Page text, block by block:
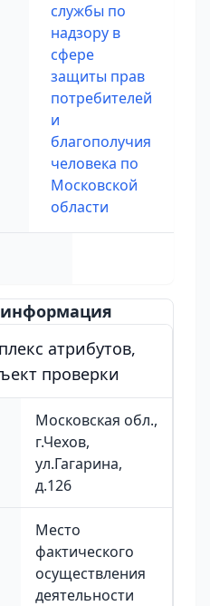
службы по
надзору в
сфере
защиты прав
потребителей
и
благополучия
человека по
Московской
области
атрибутов,
проверки
Московская обл.,
г.Чехов,
ул.Гагарина,
д.126
Место
фактического
осуществления
деятельности